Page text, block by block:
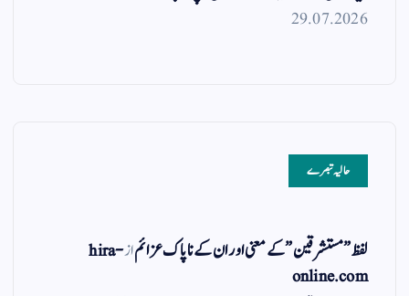
29.07.2026
حالیہ تبصرے
لفظ ” مستشرقین ” کے معنی اور ان کے نا پاک عزائمازhira-
online.com